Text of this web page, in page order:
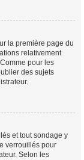
la première page du
relativement
pour les
des sujets
et tout sondage y
verrouillés pour
Selon les